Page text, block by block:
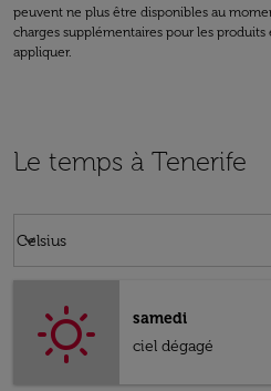
peuvent ne plus être disponibles au
charges supplémentaires pour les
appliquer.
Le temps à Tenerife
Celsius
keyboard_arrow_down
samedi
ciel dégagé